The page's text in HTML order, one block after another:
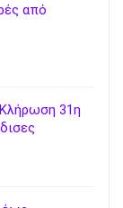
από
31η